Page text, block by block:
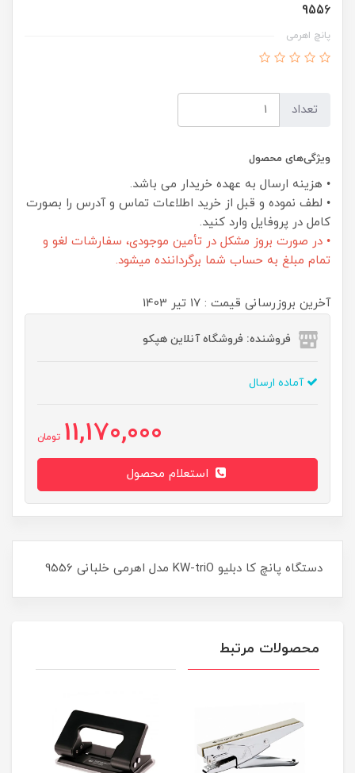
9556
پانچ اهرمی
تعداد
ویژگی‌های محصول
• هزینه ارسال به عهده خریدار می باشد.
• لطف نموده و قبل از خرید اطلاعات تماس و آدرس را بصورت
کامل در پروفایل وارد کنید.
• در صورت بروز مشکل در تأمین موجودی، سفارشات لغو و
تمام مبلغ به حساب شما برگرداننده میشود.
آخرین بروزرسانی قیمت : 17 تير 1403
فروشنده: فروشگاه آنلاین هپکو
آماده ارسال
11,170,000 تومان
دستگاه پانچ کا دبلیو KW-triO مدل اهرمی خلبانی 9556
محصولات مرتبط